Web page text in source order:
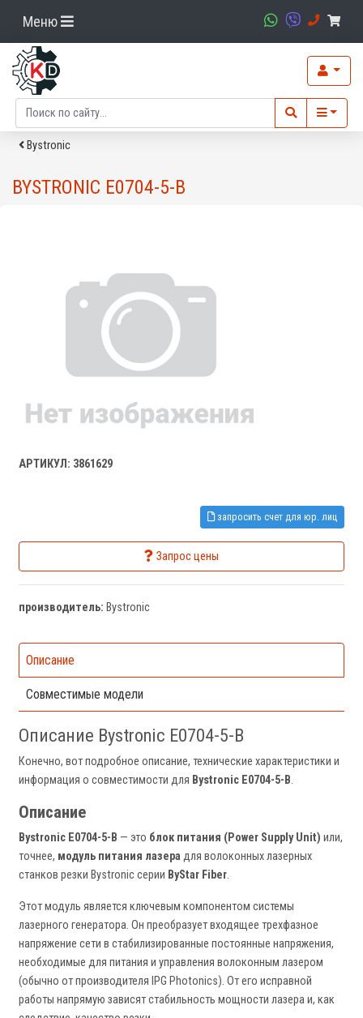
Меню
Bystronic
BYSTRONIC E0704-5-B
АРТИКУЛ: 3861629
запросить счет для юр. лиц
Запрос цены
производитель: Bystronic
Описание
Совместимые модели
Описание Bystronic E0704-5-B
Конечно, вот подробное описание, технические характеристики и
информация о совместимости для Bystronic E0704-5-B.
Описание
Bystronic E0704-5-B — это блок питания (Power Supply Unit) или,
точнее, модуль питания лазера для волоконных лазерных
станков резки Bystronic серии ByStar Fiber.
Этот модуль является ключевым компонентом системы
лазерного генератора. Он преобразует входящее трехфазное
напряжение сети в стабилизированные постоянные напряжения,
необходимые для питания и управления волоконным лазером
(обычно от производителя IPG Photonics). От его исправной
работы напрямую зависят стабильность мощности лазера и, как